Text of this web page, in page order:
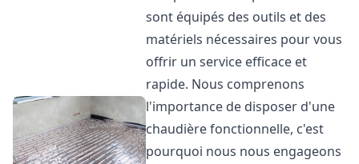
sont équipés des outils et des
matériels nécessaires pour vous
offrir un service efficace et
rapide. Nous comprenons
l'importance de disposer d'une
chaudière fonctionnelle, c'est
pourquoi nous nous engageons